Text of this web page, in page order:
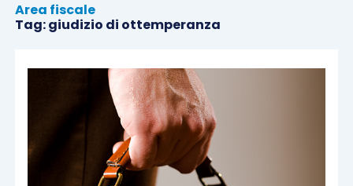
Area fiscale
Tag: giudizio di ottemperanza